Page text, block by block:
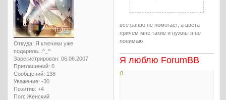
Откуда: Я ключики уже
подарила...^_^
Зарегистрирован: 06.06.2007
Приглашений: 0
Сообщений: 138
Уважение: -30
Позитив: +4
Пол: Женский
все ранво не помогает, а цвета
причем мне такие и нужны я не
понимаю
Я люблю ForumBB
0